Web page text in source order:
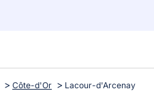
Côte-d'Or Lacour-d'Arcenay